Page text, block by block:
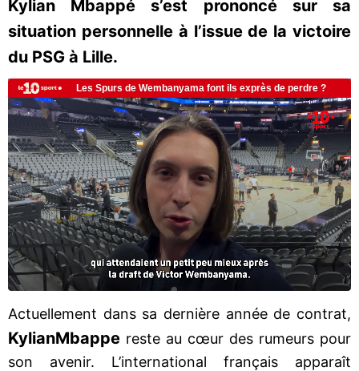
Kylian Mbappé s’est prononcé sur sa
situation personnelle à l’issue de la victoire
du PSG à Lille.
Actuellement dans sa dernière année de contrat,
KylianMbappe reste au cœur des rumeurs pour
son avenir. L’international français apparaît